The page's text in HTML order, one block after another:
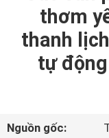
CÁC
thơm
thanh
tự
Nguồn gốc: